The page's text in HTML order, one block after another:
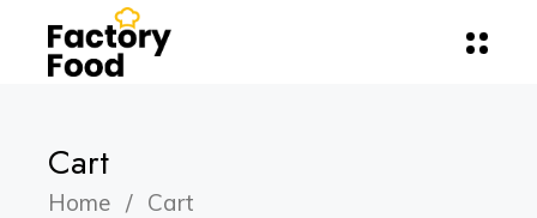
Cart
Home Cart